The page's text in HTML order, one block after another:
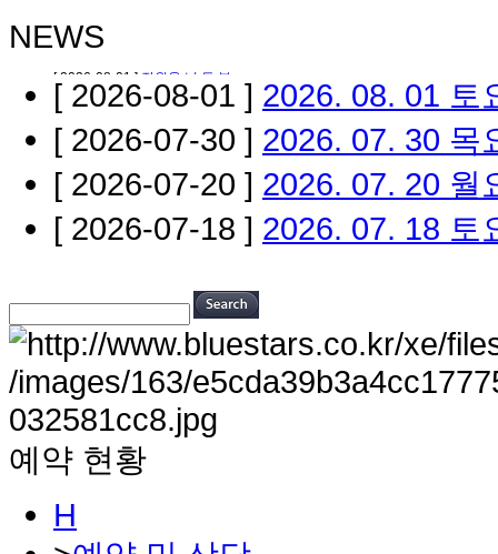
NEWS
[ 2026-08-01 ] 2026. 08. 01 토
[ 2026-07-30 ] 2026. 07. 30 목
[ 2026-07-20 ] 2026. 07. 20 월
[ 2026-07-18 ] 2026. 07. 18 토
예약 현황
H